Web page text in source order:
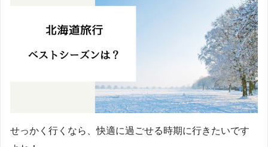
せっかく行くなら、快適に過ごせる時期に行きたいです